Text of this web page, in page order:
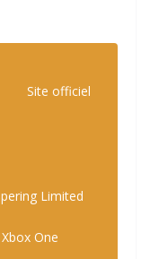
Site officiel
Limited
One